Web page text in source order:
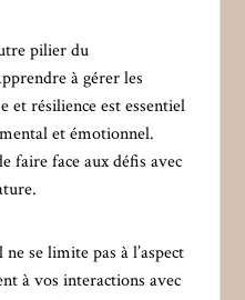
pilier du
à gérer les
et résilience est essentiel
et émotionnel.
faire face aux défis avec
se limite pas à l’aspect
à vos interactions avec